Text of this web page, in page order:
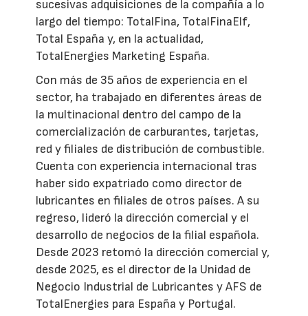
sucesivas adquisiciones de la compañía a lo
largo del tiempo: TotalFina, TotalFinaElf,
Total España y, en la actualidad,
TotalEnergies Marketing España.
Con más de 35 años de experiencia en el
sector, ha trabajado en diferentes áreas de
la multinacional dentro del campo de la
comercialización de carburantes, tarjetas,
red y filiales de distribución de combustible.
Cuenta con experiencia internacional tras
haber sido expatriado como director de
lubricantes en filiales de otros países. A su
regreso, lideró la dirección comercial y el
desarrollo de negocios de la filial española.
Desde 2023 retomó la dirección comercial y,
desde 2025, es el director de la Unidad de
Negocio Industrial de Lubricantes y AFS de
TotalEnergies para España y Portugal.